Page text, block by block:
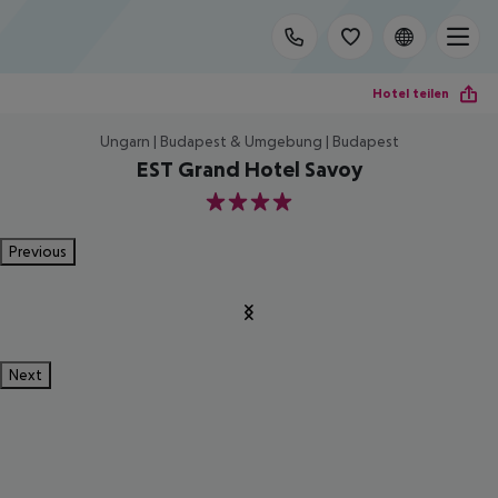
Hotel teilen
Ungarn | Budapest & Umgebung | Budapest
EST Grand Hotel Savoy
4
Previous
Next